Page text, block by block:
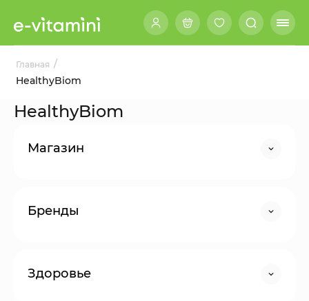
Главная /
HealthyBiom
HealthyBiom
Магазин
Бренды
Здоровье